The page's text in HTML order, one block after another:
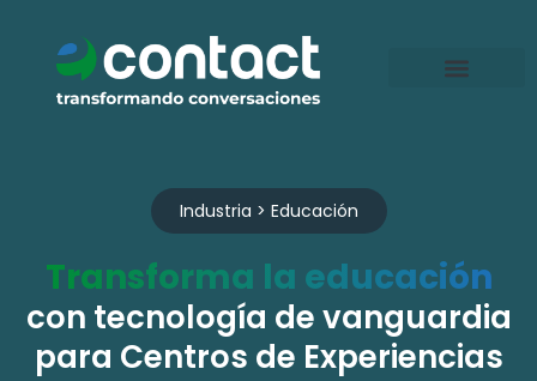
contenido
Industria > Educación
Transforma la educación
con tecnología de vanguardia
para Centros de Experiencias